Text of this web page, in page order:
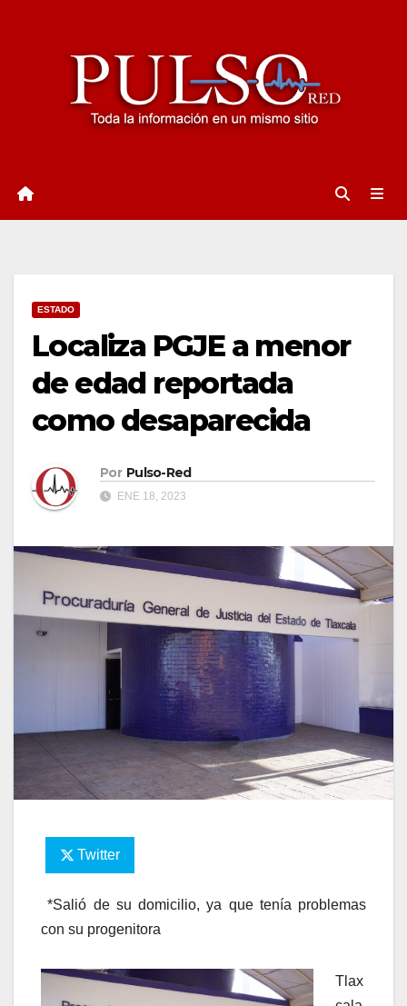
ESTADO
Localiza PGJE a menor
de edad reportada
como desaparecida
Por Pulso-Red
ENE 18, 2023
Twitter
*Salió de su domicilio, ya que tenía problemas
con su progenitora
Tlax